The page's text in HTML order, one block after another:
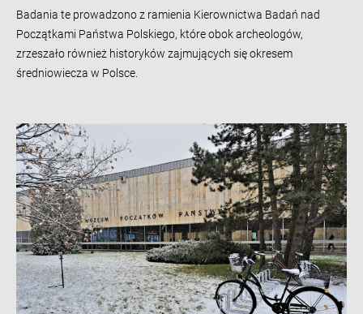
Badania te prowadzono z ramienia Kierownictwa Badań nad
Początkami Państwa Polskiego, które obok archeologów,
zrzeszało również historyków zajmujących się okresem
średniowiecza w Polsce.